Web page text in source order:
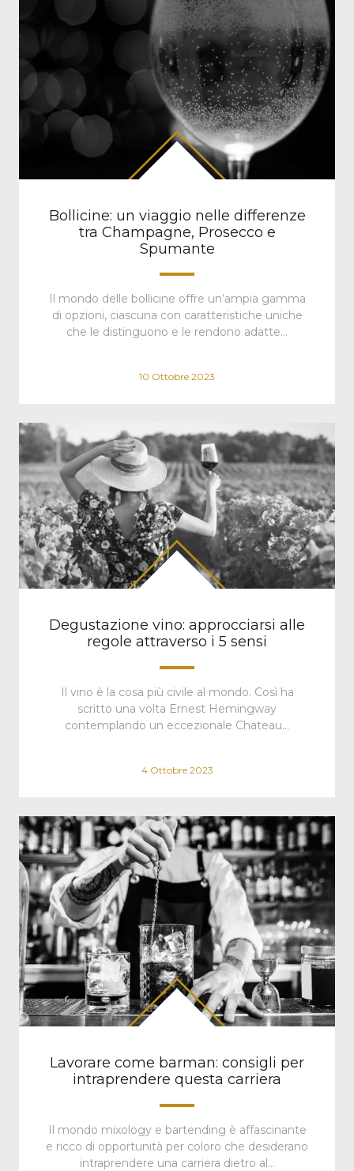
Bollicine: un viaggio nelle differenze
tra Champagne, Prosecco e
Spumante
Il mondo delle bollicine offre un’ampia gamma
di opzioni, ciascuna con caratteristiche uniche
che le distinguono e le rendono adatte…
10 Ottobre 2023
Degustazione vino: approcciarsi alle
regole attraverso i 5 sensi
Il vino è la cosa più civile al mondo. Così ha
scritto una volta Ernest Hemingway
contemplando un eccezionale Chateau…
4 Ottobre 2023
Lavorare come barman: consigli per
intraprendere questa carriera
Il mondo mixology e bartending è affascinante
e ricco di opportunità per coloro che desiderano
intraprendere una carriera dietro al…